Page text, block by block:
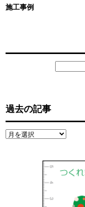
施工事例
過去の記事
過